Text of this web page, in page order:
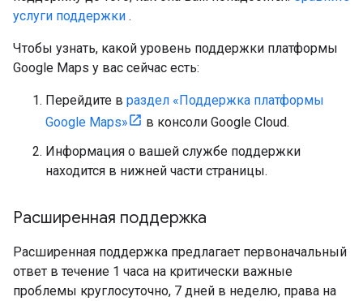
услуги поддержки .
Чтобы узнать, какой уровень поддержки платформы
Google Maps у вас сейчас есть:
Перейдите в раздел «Поддержка платформы
Google Maps»
в консоли Google Cloud.
Информация о вашей службе поддержки
находится в нижней части страницы.
Расширенная поддержка
Расширенная поддержка предлагает первоначальный
ответ в течение 1 часа на критически важные
проблемы круглосуточно, 7 дней в неделю, права на